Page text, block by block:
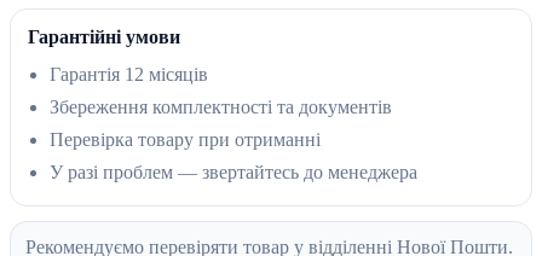
Гарантійні умови
Гарантія 12 місяців
Збереження комплектності та документів
Перевірка товару при отриманні
У разі проблем — звертайтесь до менеджера
Рекомендуємо перевіряти товар у відділенні Нової Пошти.